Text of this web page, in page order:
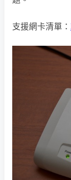
支援網卡清單：